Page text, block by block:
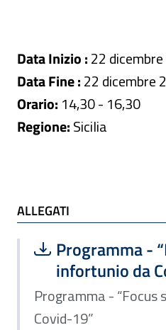
Data Inizio :22
Data Fine :22 dicembre
Orario: 14,30 - 16,30
Regione:Sicilia
ALLEGATI
ALLEGATI
Scarica file:
Programma -
infortunio da
Formato PDF —
Programma -
Covid-19”